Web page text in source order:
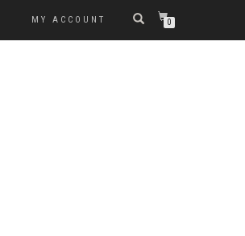
MY ACCOUNT 0